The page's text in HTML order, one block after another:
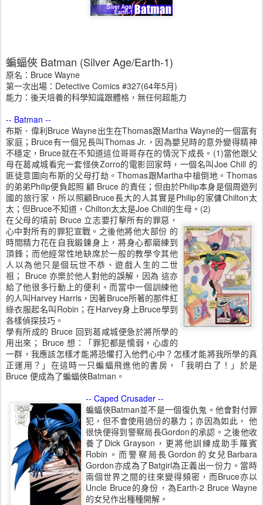
蝙蝠俠 Batman (Silver Age/Earth-1)
原名：Bruce Wayne
第一次出場：Detective Comics #327(64年5月)
能力：後天培養的科學知識跟體格，無任何超能力
-- Batman --
布斯．偉利Bruce Wayne出生在Thomas跟Martha Wayne的一個富有
家庭；Bruce有一個兄長叫Thomas Jr.，因為嬰兒時的意外變得精神
不穩定，Bruce就在不知道這位哥哥存在的情況下成長。(1)當他跟父
母在葛咸城看完一套怪俠Zorro的電影回家時，一個名叫Joe Chill 的
匪徒意圖向布斯的父母打劫。Thomas跟Martha中槍倒地。Thomas
的弟弟Philip便負起照 顧 Bruce 的責任；但由於Philip本身是個周遊列
國的旅行家，所以照顧Bruce長大的人其實是Philip的家傭Chilton太
太；但Bruce不知道，Chilton太太是Joe Chill的生母。(2)
在父母的墳前 Bruce 立志要打擊所有的罪惡，
心中對所有的罪犯宣戰。之後他將他大部份 的
時間精力花在自我鍛鍊身上，將身心都磨練到
頂鋒；而他經常性地缺席於一般的教學令其他
人以為他只是個玩世不恭、遊戲人生的二世
祖； Bruce 亦樂於他人對他的誤解，因為 這亦
給了他很多行動上的便利。而當中一個訓練他
的人叫Harvey Harris，因著Bruce所著的那件紅
綠衣服起名叫Robin；在Harvey身上Bruce學到
各樣偵探技巧。
學有所成的 Bruce 回到葛咸城便急於將所學的
用出來； Bruce 想：「罪犯都是懦弱，心虛的
一群，我應該怎樣才能將恐懼打入他們心中？怎樣才能將我所學的真
正運用？」在這時一只蝙蝠飛進他的書房，「我明白了！」於是
Bruce 便成為了蝙蝠俠Batman。
-- Caped Crusader --
蝙蝠俠Batman並不是一個復仇鬼。他會對付罪
犯，但不會使用過份的暴力；亦因為如此， 他
很快便得到警察局長Gordon的承認。之後他收
養了Dick Grayson，更將他訓練成助手羅賓
Robin。而警察局長Gordon的女兒Barbara
Gordon亦成為了Batgirl為正義出一份力。當時
兩個世界之間的往來變得頻密，而Bruce亦以
Uncle Bruce的身份，為Earth-2 Bruce Wayne
的女兒作出種種開解。